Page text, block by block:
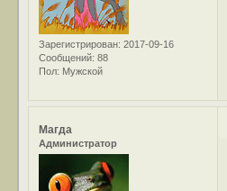
Зарегистрирован: 2017-09-16
Сообщений: 88
Пол: Мужской
Магда
Администратор